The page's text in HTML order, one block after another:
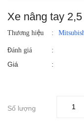
Xe nâng tay
Thương hiệu :
Đánh giá
:
Giá
:
Số lượng